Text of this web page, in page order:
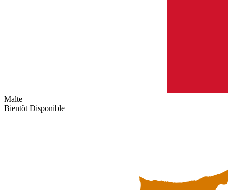
Malte
Bientôt Disponible